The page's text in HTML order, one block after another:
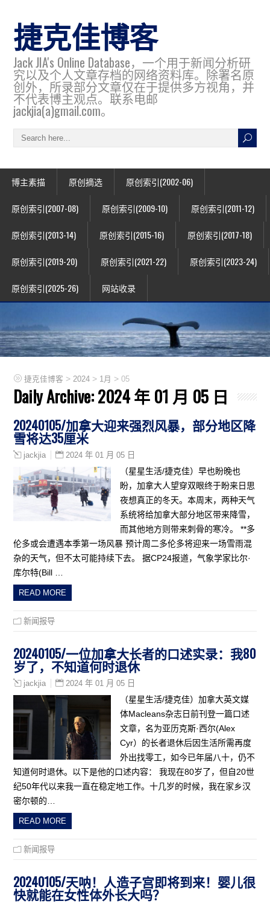
捷克佳博客
Jack JIA's Online Database，一个用于新闻分析研
究以及个人文章存档的网络资料库。除署名原
创外，所录部分文章仅在于提供多方视角，并
不代表博主观点。联系电邮
jackjia(a)gmail.com。
博主素描 原创摘选 原创索引(2002-06)
原创索引(2007-08) 原创索引(2009-10) 原创索引(2011-12)
原创索引(2013-14) 原创索引(2015-16) 原创索引(2017-18)
原创索引(2019-20) 原创索引(2021-22) 原创索引(2023-24)
原创索引(2025-26) 网站收录
捷克佳博客 > 2024 > 1月 >05
Daily Archive:2024 年 01 月 05 日
20240105/加拿大迎来强烈风暴，部分地区降
雪将达35厘米
jackjia 2024 年 01 月 05 日
（星星生活/捷克佳）早也盼晚也
盼，加拿大人望穿双眼终于盼来日思
夜想真正的冬天。本周末，两种天气
系统将给加拿大部分地区带来降雪，
而其他地方则带来刺骨的寒冷。 **多
伦多或会遭遇本季第一场风暴 预计周二多伦多将迎来一场雪雨混
杂的天气，但不太可能持续下去。 据CP24报道，气象学家比尔·
库尔特(Bill …
READ MORE
新闻报导
20240105/一位加拿大长者的口述实录：我80
岁了，不知道何时退休
jackjia 2024 年 01 月 05 日
（星星生活/捷克佳）加拿大英文媒
体Macleans杂志日前刊登一篇口述
文章，名为亚历克斯·西尔(Alex
Cyr）的长者退休后因生活所需再度
外出找零工，如今已年届八十，仍不
知道何时退休。以下是他的口述内容： 我现在80岁了，但自20世
纪50年代以来我一直在稳定地工作。十几岁的时候，我在家乡汉
密尔顿的…
READ MORE
新闻报导
20240105/天呐！人造子宫即将到来！婴儿很
快就能在女性体外长大吗？